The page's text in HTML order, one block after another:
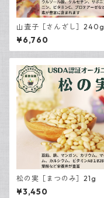
山査子［さんざし］240g
¥6,760
松の実［まつのみ］21g
¥3,450